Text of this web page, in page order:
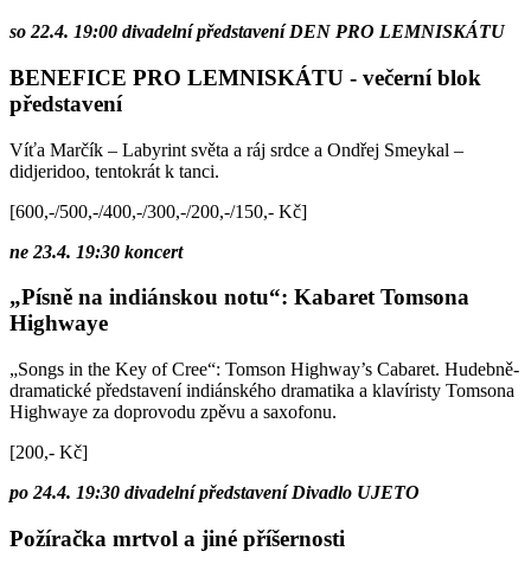
so 22.4. 19:00 divadelní představení DEN PRO LEMNISKÁTU
BENEFICE PRO LEMNISKÁTU - večerní blok
představení
Víťa Marčík – Labyrint světa a ráj srdce a Ondřej Smeykal –
didjeridoo, tentokrát k tanci.
[600,-/500,-/400,-/300,-/200,-/150,- Kč]
ne 23.4. 19:30 koncert
„Písně na indiánskou notu“: Kabaret Tomsona
Highwaye
„Songs in the Key of Cree“: Tomson Highway’s Cabaret. Hudebně-
dramatické představení indiánského dramatika a klavíristy Tomsona
Highwaye za doprovodu zpěvu a saxofonu.
[200,- Kč]
po 24.4. 19:30 divadelní představení Divadlo UJETO
Požíračka mrtvol a jiné příšernosti